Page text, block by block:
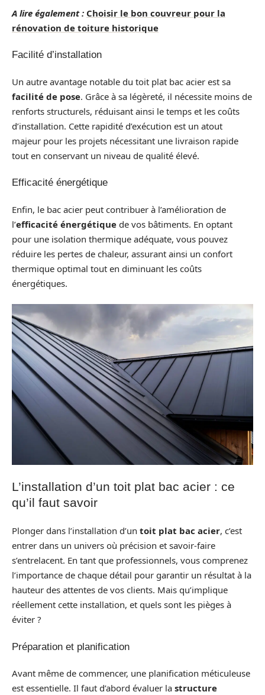
A lire également : Choisir le bon couvreur pour la
rénovation de toiture historique
Facilité d’installation
Un autre avantage notable du toit plat bac acier est sa
facilité de pose. Grâce à sa légèreté, il nécessite moins de
renforts structurels, réduisant ainsi le temps et les coûts
d’installation. Cette rapidité d’exécution est un atout
majeur pour les projets nécessitant une livraison rapide
tout en conservant un niveau de qualité élevé.
Efficacité énergétique
Enfin, le bac acier peut contribuer à l’amélioration de
l’efficacité énergétique de vos bâtiments. En optant
pour une isolation thermique adéquate, vous pouvez
réduire les pertes de chaleur, assurant ainsi un confort
thermique optimal tout en diminuant les coûts
énergétiques.
L’installation d’un toit plat bac acier : ce
qu’il faut savoir
Plonger dans l’installation d’un toit plat bac acier, c’est
entrer dans un univers où précision et savoir-faire
s’entrelacent. En tant que professionnels, vous comprenez
l’importance de chaque détail pour garantir un résultat à la
hauteur des attentes de vos clients. Mais qu’implique
réellement cette installation, et quels sont les pièges à
éviter ?
Préparation et planification
Avant même de commencer, une planification méticuleuse
est essentielle. Il faut d’abord évaluer la structure